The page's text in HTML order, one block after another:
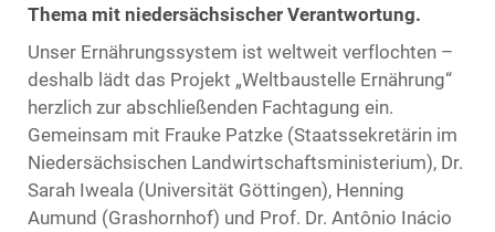
Thema mit niedersächsischer Verantwortung.
Unser Ernährungssystem ist weltweit verflochten –
deshalb lädt das Projekt „Weltbaustelle Ernährung“
herzlich zur abschließenden Fachtagung ein.
Gemeinsam mit Frauke Patzke (Staatssekretärin im
Niedersächsischen Landwirtschaftsministerium), Dr.
Sarah Iweala (Universität Göttingen), Henning
Aumund (Grashornhof) und Prof. Dr. Antônio Inácio